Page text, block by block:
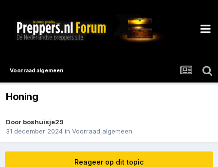
Voorraad algemeen
Honing
Door boshuisje29
31 december 2024 in Voorraad algemeen
Reageer op dit topic